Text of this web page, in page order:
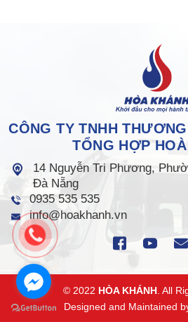
CÔNG TY TNHH
TỔNG HỢP
14 Nguyễn Tri Phương,
Đà Nẵng
0935 535 535
info@hoakhanh.vn
© 2022 HÒA KHÁNH. All
Designed and Maintained